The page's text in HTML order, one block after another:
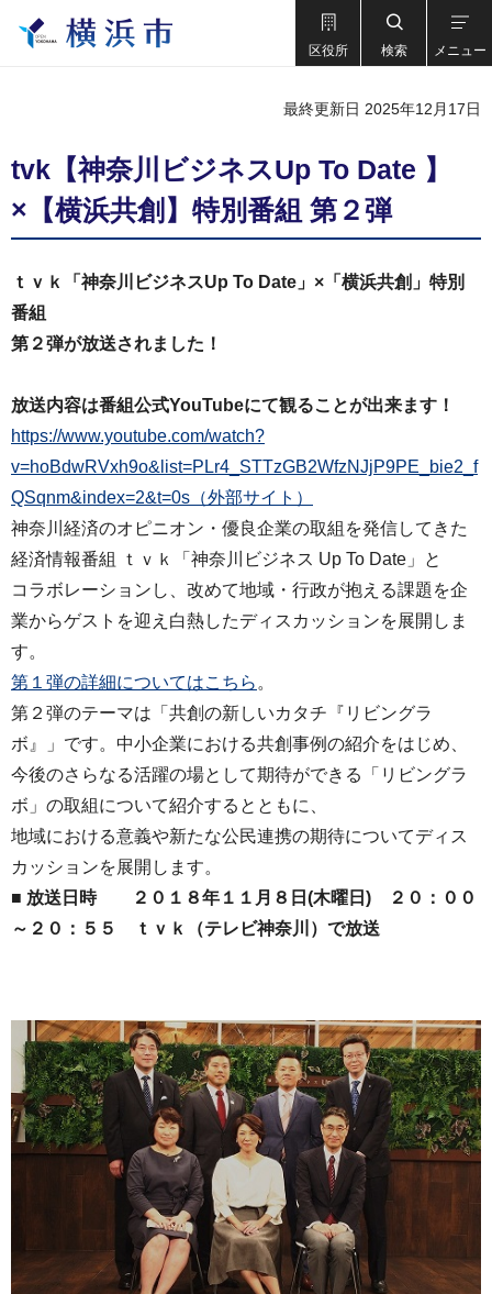
区役所 検索 メニュー
最終更新日 2025年12月17日
tvk【神奈川ビジネスUp To Date 】
×【横浜共創】特別番組 第２弾
ｔｖｋ「神奈川ビジネスUp To Date」×「横浜共創」特別
番組
第２弾が放送されました！
放送内容は番組公式YouTubeにて観ることが出来ます！
https://www.youtube.com/watch?
v=hoBdwRVxh9o&list=PLr4_STTzGB2WfzNJjP9PE_bie2_f
QSqnm&index=2&t=0s（外部サイト）
神奈川経済のオピニオン・優良企業の取組を発信してきた
経済情報番組 ｔｖｋ「神奈川ビジネス Up To Date」と
コラボレーションし、改めて地域・行政が抱える課題を企
業からゲストを迎え白熱したディスカッションを展開しま
す。
第１弾の詳細についてはこちら 。
第２弾のテーマは「共創の新しいカタチ『リビングラ
ボ』」です。中小企業における共創事例の紹介をはじめ、
今後のさらなる活躍の場として期待ができる「リビングラ
ボ」の取組について紹介するとともに、
地域における意義や新たな公民連携の期待についてディス
カッションを展開します。
■ 放送日時 ２０１８年１１月８日(木曜日) ２０：００
～２０：５５ ｔｖｋ（テレビ神奈川）で放送